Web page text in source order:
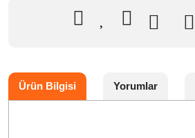
Ürün Bilgisi Yorumlar